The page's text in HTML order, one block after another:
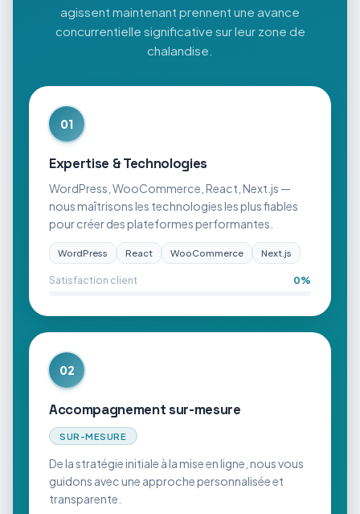
agissent maintenant prennent une avance
concurrentielle significative sur leur zone de
chalandise.
01
Expertise & Technologies
WordPress, WooCommerce, React, Next.js —
nous maîtrisons les technologies les plus fiables
pour créer des plateformes performantes.
WordPress React WooCommerce Next.js
Satisfaction client 0%
02
Accompagnement sur-mesure
SUR-MESURE
De la stratégie initiale à la mise en ligne, nous vous
guidons avec une approche personnalisée et
transparente.